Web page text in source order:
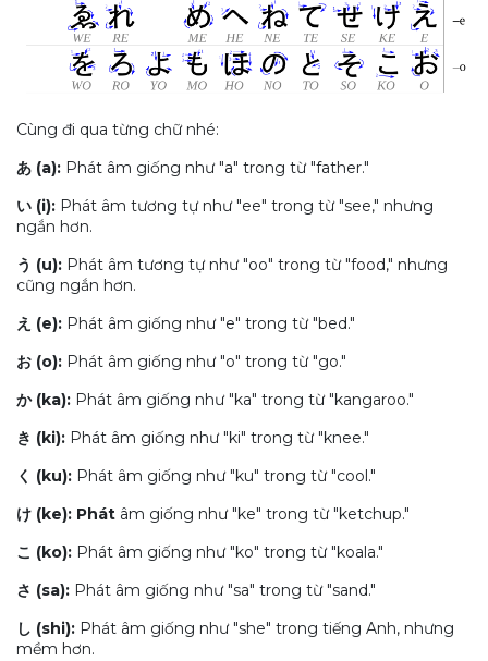
Cùng đi qua từng chữ nhé:
あ (a): Phát âm giống như "a" trong từ "father."
い (i): Phát âm tương tự như "ee" trong từ "see," nhưng
ngắn hơn.
う (u): Phát âm tương tự như "oo" trong từ "food," nhưng
cũng ngắn hơn.
え (e): Phát âm giống như "e" trong từ "bed."
お (o): Phát âm giống như "o" trong từ "go."
か (ka): Phát âm giống như "ka" trong từ "kangaroo."
き (ki): Phát âm giống như "ki" trong từ "knee."
く (ku): Phát âm giống như "ku" trong từ "cool."
け (ke): Phát âm giống như "ke" trong từ "ketchup."
こ (ko): Phát âm giống như "ko" trong từ "koala."
さ (sa): Phát âm giống như "sa" trong từ "sand."
し (shi): Phát âm giống như "she" trong tiếng Anh, nhưng
mềm hơn.